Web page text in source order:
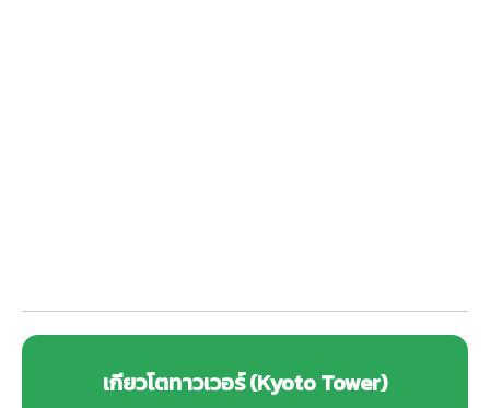
เกียวโตทาวเวอร์ (Kyoto Tower)